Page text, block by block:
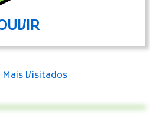
solta seu famoso bordão "haja